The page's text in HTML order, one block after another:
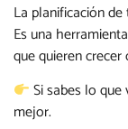
La planificación
Es una
que quieren
Si sabes lo
mejor.